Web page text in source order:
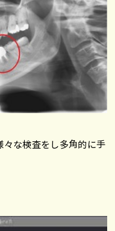
々な検査をし多角的に手